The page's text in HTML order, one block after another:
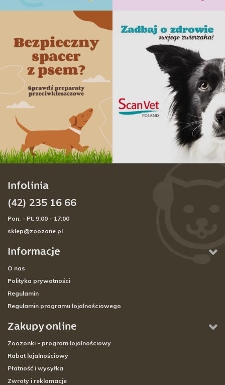
Informacje
O nas
Polityka prywatności
Regulamin
Regulamin programu lojalnościowego
Zakupy online
Zoozonki - program lojalnościowy
Rabat lojalnościowy
Płatność i wysyłka
Zwroty i reklamacje
Infolinia
(42) 235 16 66
Pon. - Pt. 9:00 - 17:00
sklep@zoozone.pl